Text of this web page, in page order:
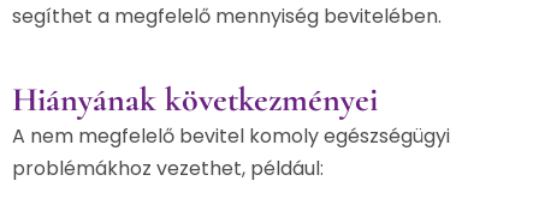
segíthet a megfelelő mennyiség bevitelében.
Hiányának következményei
A nem megfelelő bevitel komoly egészségügyi
problémákhoz vezethet, például: